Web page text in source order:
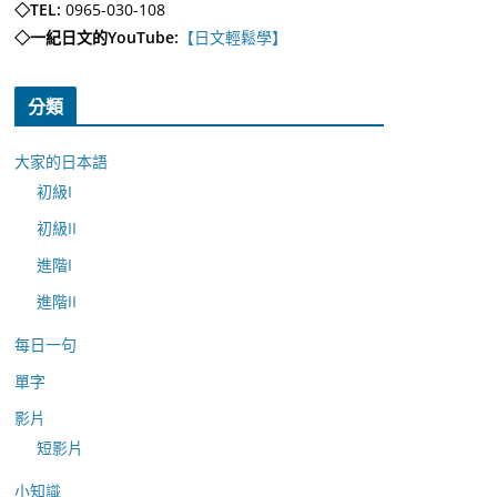
◇TEL: 0965-030-108
◇一紀日文的YouTube: 【日文輕鬆學】
分類
大家的日本語
初級I
初級II
進階I
進階II
每日一句
單字
影片
短影片
小知識